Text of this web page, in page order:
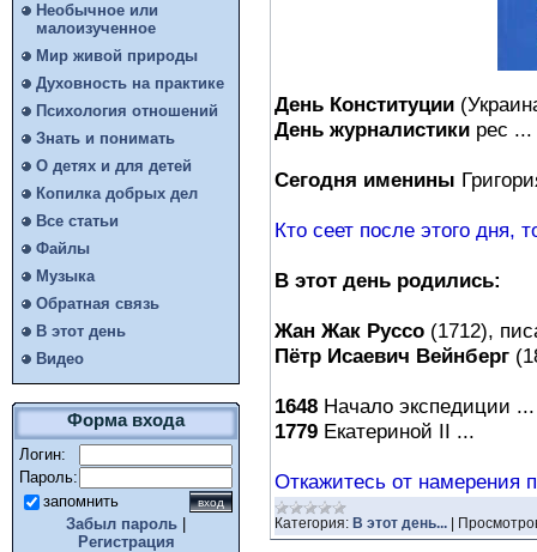
Необычное или
малоизученное
Мир живой природы
Духовность на практике
Психология отношений
Знать и понимать
О детях и для детей
Копилка добрых дел
Все статьи
Файлы
Музыка
Обратная связь
В этот день
Видео
Форма входа
Логин:
Пароль:
запомнить
Забыл пароль
Регистрация
День Конституции
День журналистики рес ...
Сегодня именины
Кто сеет после этого дня,
В этот день родились:
Жан Жак Руссо (1712),
Пётр Исаевич Вейнберг
1648 Начало экспедиции ...
1779 Екатериной II ...
Откажитесь от намерения
Категория: В этот день...